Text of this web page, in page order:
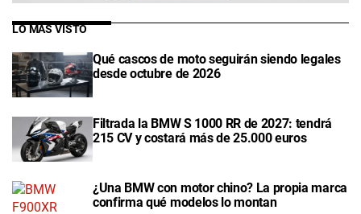
LO MÁS VISTO
Qué cascos de moto seguirán siendo legales
desde octubre de 2026
Filtrada la BMW S 1000 RR de 2027: tendrá
215 CV y costará más de 25.000 euros
¿Una BMW con motor chino? La propia marca
confirma qué modelos lo montan